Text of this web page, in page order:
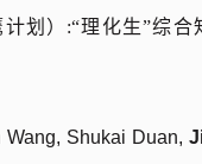
划）:“理化生”综
Shukai Duan,